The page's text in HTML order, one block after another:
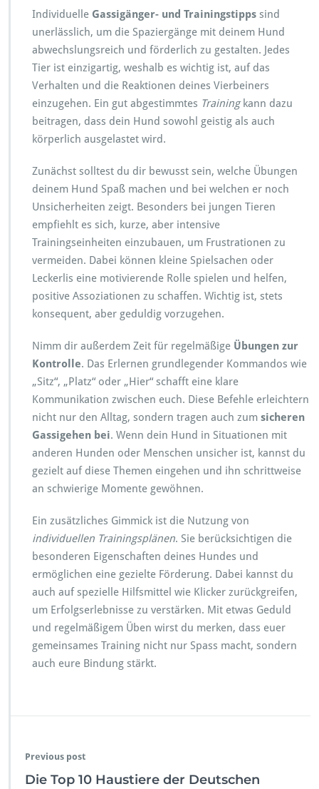
Individuelle Gassigänger- und Trainingstipps sind
unerlässlich, um die Spaziergänge mit deinem Hund
abwechslungsreich und förderlich zu gestalten. Jedes
Tier ist einzigartig, weshalb es wichtig ist, auf das
Verhalten und die Reaktionen deines Vierbeiners
einzugehen. Ein gut abgestimmtes Trainingkann dazu
beitragen, dass dein Hund sowohl geistig als auch
körperlich ausgelastet wird.
Zunächst solltest du dir bewusst sein, welche Übungen
deinem Hund Spaß machen und bei welchen er noch
Unsicherheiten zeigt. Besonders bei jungen Tieren
empfiehlt es sich, kurze, aber intensive
Trainingseinheiten einzubauen, um Frustrationen zu
vermeiden. Dabei können kleine Spielsachen oder
Leckerlis eine motivierende Rolle spielen und helfen,
positive Assoziationen zu schaffen. Wichtig ist, stets
konsequent, aber geduldig vorzugehen.
Nimm dir außerdem Zeit für regelmäßige Übungen zur
Kontrolle. Das Erlernen grundlegender Kommandos wie
„Sitz“, „Platz“ oder „Hier“ schafft eine klare
Kommunikation zwischen euch. Diese Befehle erleichtern
nicht nur den Alltag, sondern tragen auch zum sicheren
Gassigehen bei. Wenn dein Hund in Situationen mit
anderen Hunden oder Menschen unsicher ist, kannst du
gezielt auf diese Themen eingehen und ihn schrittweise
an schwierige Momente gewöhnen.
Ein zusätzliches Gimmick ist die Nutzung von
individuellen Trainingsplänen. Sie berücksichtigen die
besonderen Eigenschaften deines Hundes und
ermöglichen eine gezielte Förderung. Dabei kannst du
auch auf spezielle Hilfsmittel wie Klicker zurückgreifen,
um Erfolgserlebnisse zu verstärken. Mit etwas Geduld
und regelmäßigem Üben wirst du merken, dass euer
gemeinsames Training nicht nur Spass macht, sondern
auch eure Bindung stärkt.
Previous post
Die Top 10 Haustiere der Deutschen